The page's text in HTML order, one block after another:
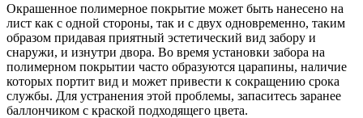
Окрашенное полимерное покрытие может быть нанесено на
лист как с одной стороны, так и с двух одновременно, таким
образом придавая приятный эстетический вид забору и
снаружи, и изнутри двора. Во время установки забора на
полимерном покрытии часто образуются царапины, наличие
которых портит вид и может привести к сокращению срока
службы. Для устранения этой проблемы, запаситесь заранее
баллончиком с краской подходящего цвета.